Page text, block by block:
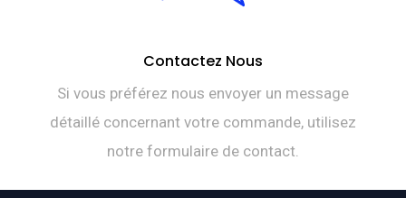
Contactez Nous
Si vous préférez nous envoyer un message
détaillé concernant votre commande, utilisez
notre formulaire de contact.